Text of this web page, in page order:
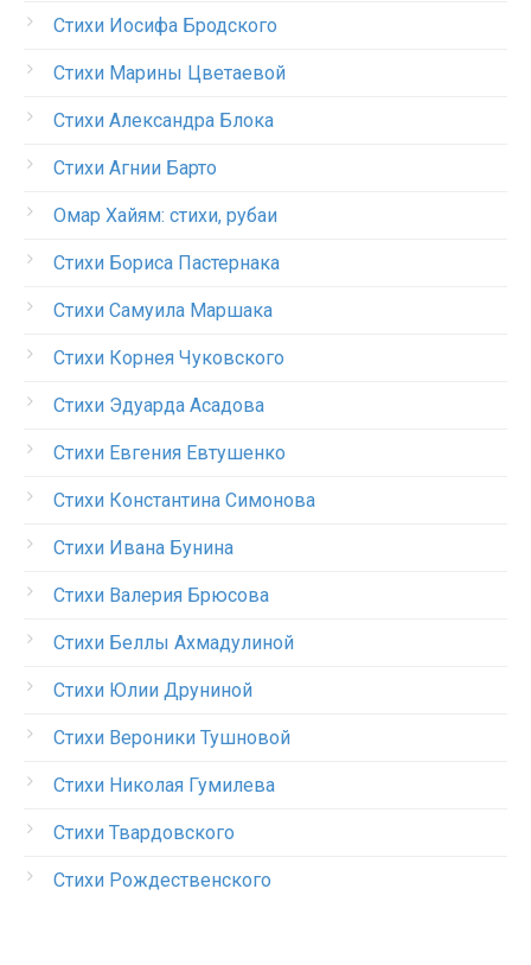
Стихи Иосифа Бродского
Стихи Марины Цветаевой
Стихи Александра Блока
Стихи Агнии Барто
Омар Хайям: стихи, рубаи
Стихи Бориса Пастернака
Стихи Самуила Маршака
Стихи Корнея Чуковского
Стихи Эдуарда Асадова
Стихи Евгения Евтушенко
Стихи Константина Симонова
Стихи Ивана Бунина
Стихи Валерия Брюсова
Стихи Беллы Ахмадулиной
Стихи Юлии Друниной
Стихи Вероники Тушновой
Стихи Николая Гумилева
Стихи Твардовского
Стихи Рождественского